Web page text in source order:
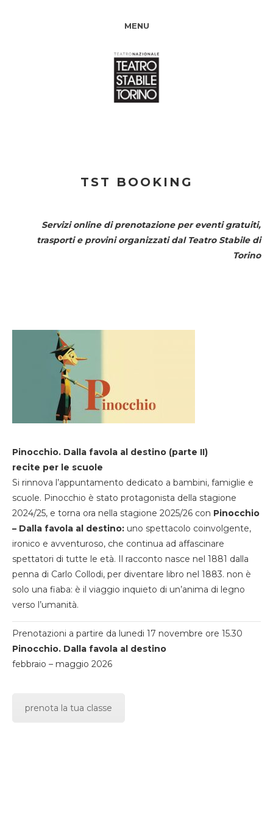
MENU
TST BOOKING
Servizi online di prenotazione per eventi gratuiti,
trasporti e provini organizzati dal Teatro Stabile di
Torino
Pinocchio. Dalla favola al destino (parte II)
recite per le scuole
Si rinnova l’appuntamento dedicato a bambini, famiglie e
scuole. Pinocchio è stato protagonista della stagione
2024/25, e torna ora nella stagione 2025/26 con Pinocchio
– Dalla favola al destino: uno spettacolo coinvolgente,
ironico e avventuroso, che continua ad affascinare
spettatori di tutte le età. Il racconto nasce nel 1881 dalla
penna di Carlo Collodi, per diventare libro nel 1883. non è
solo una fiaba: è il viaggio inquieto di un’anima di legno
verso l’umanità.
Prenotazioni a partire da lunedi 17 novembre ore 15.30
Pinocchio. Dalla favola al destino
febbraio – maggio 2026
prenota la tua classe